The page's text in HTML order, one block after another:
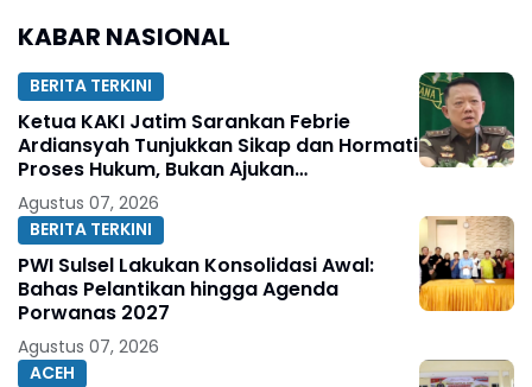
Dari Parta Aceh"
KABAR NASIONAL
BERITA TERKINI
Ketua KAKI Jatim Sarankan Febrie
Ardiansyah Tunjukkan Sikap dan Hormati
Proses Hukum, Bukan Ajukan
Praperadilan
Agustus 07, 2026
BERITA TERKINI
PWI Sulsel Lakukan Konsolidasi Awal:
Bahas Pelantikan hingga Agenda
Porwanas 2027
Agustus 07, 2026
ACEH